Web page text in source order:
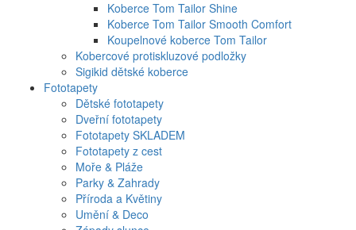
Koberce Tom Tailor Shine
Koberce Tom Tailor Smooth Comfort
Koupelnové koberce Tom Tailor
Kobercové protiskluzové podložky
Sigikid dětské koberce
Fototapety
Dětské fototapety
Dveřní fototapety
Fototapety SKLADEM
Fototapety z cest
Moře & Pláže
Parky & Zahrady
Příroda a Květiny
Umění & Deco